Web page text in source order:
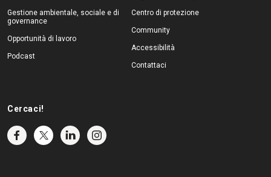
Gestione ambientale, sociale e di
governance
Opportunità di lavoro
Podcast
Centro di protezione
Community
Accessibilità
Contattaci
Cercaci!